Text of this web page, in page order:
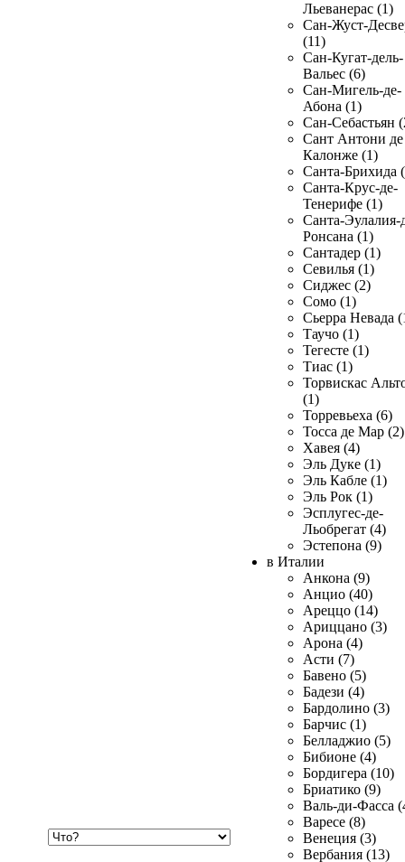
Льеванерас (1)
Сан-Жуст-
(11)
Сан-Кугат-дель-
Вальес (6)
Сан-Мигель-де-
Абона (1)
Сан-Себастьян
Сант Антони де
Калонже (1)
Санта-Брихида
Санта-Крус-де-
Тенерифе (1)
Санта-Эулалия-
Ронсана (1)
Сантадер (1)
Севилья (1)
Сиджес (2)
Сомо (1)
Сьерра Невада
Таучо (1)
Тегесте (1)
Тиас (1)
Торвискас
(1)
Торревьеха (6)
Тосса де Мар (2)
Хавея (4)
Эль Дуке (1)
Эль Кабле (1)
Эль Рок (1)
Эсплугес-де-
Льобрегат (4)
Эстепона (9)
в Италии
Анкона (9)
Анцио (40)
Ареццо (14)
Ариццано (3)
Арона (4)
Асти (7)
Бавено (5)
Бадези (4)
Бардолино (3)
Барчис (1)
Белладжио (5)
Бибионе (4)
Бордигера (10)
Бриатико (9)
Валь-ди-Фасса
Варесе (8)
Венеция (3)
Вербания (13)